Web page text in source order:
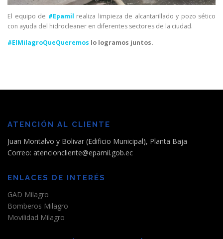
El equipo de #Epamil realiza limpieza de alcantarillado y pozo sético
con ayuda del hidrocleaner en diferentes sectores de la ciudad.
#ElMilagroQueQueremos lo logramos juntos.
ATENCIÓN AL CLIENTE
Juan Montalvo y Bolivar (Edificio Municipal), Planta Baja
Correo: atencioncliente@epamil.gob.ec
ENLACES DE INTERÉS
GAD Milagro
Bomberos Milagro
Movilidad Milagro